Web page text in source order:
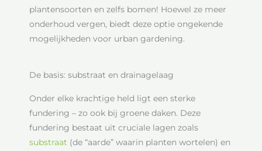
plantensoorten en zelfs bomen! Hoewel ze meer
onderhoud vergen, biedt deze optie ongekende
mogelijkheden voor urban gardening.
De basis: substraat en drainagelaag
Onder elke krachtige held ligt een sterke
fundering – zo ook bij groene daken. Deze
fundering bestaat uit cruciale lagen zoals
substraat (de “aarde” waarin planten wortelen) en